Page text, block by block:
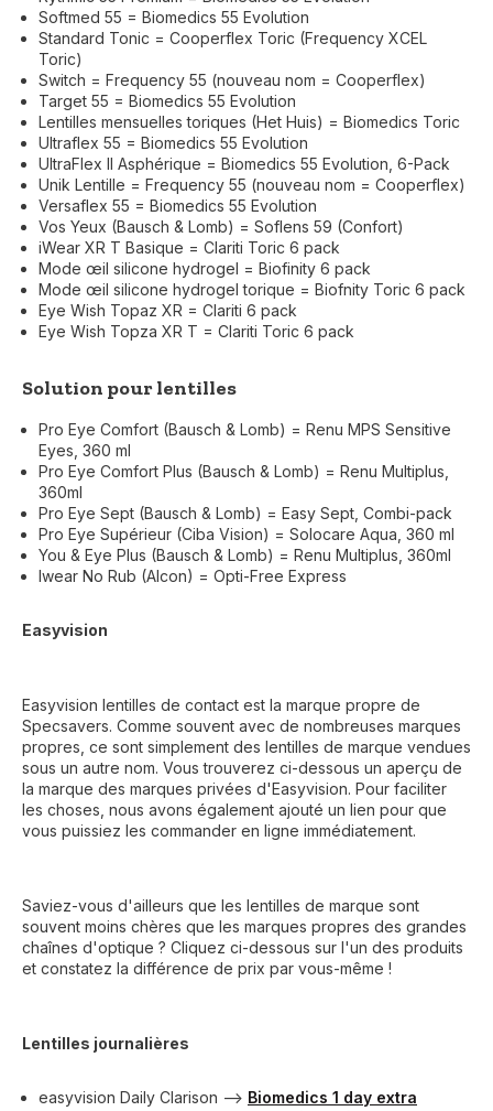
Softmed 55 = Biomedics 55 Evolution
Standard Tonic = Cooperflex Toric (Frequency XCEL
Toric)
Switch = Frequency 55 (nouveau nom = Cooperflex)
Target 55 = Biomedics 55 Evolution
Lentilles mensuelles toriques (Het Huis) = Biomedics Toric
Ultraflex 55 = Biomedics 55 Evolution
UltraFlex II Asphérique = Biomedics 55 Evolution, 6-Pack
Unik Lentille = Frequency 55 (nouveau nom = Cooperflex)
Versaflex 55 = Biomedics 55 Evolution
Vos Yeux (Bausch & Lomb) = Soflens 59 (Confort)
iWear XR T Basique = Clariti Toric 6 pack
Mode œil silicone hydrogel = Biofinity 6 pack
Mode œil silicone hydrogel torique = Biofnity Toric 6 pack
Eye Wish Topaz XR = Clariti 6 pack
Eye Wish Topza XR T = Clariti Toric 6 pack
Solution pour lentilles
Pro Eye Comfort (Bausch & Lomb) = Renu MPS Sensitive
Eyes, 360 ml
Pro Eye Comfort Plus (Bausch & Lomb) = Renu Multiplus,
360ml
Pro Eye Sept (Bausch & Lomb) = Easy Sept, Combi-pack
Pro Eye Supérieur (Ciba Vision) = Solocare Aqua, 360 ml
You & Eye Plus (Bausch & Lomb) = Renu Multiplus, 360ml
Iwear No Rub (Alcon) = Opti-Free Express
Easyvision
Easyvision lentilles de contact est la marque propre de
Specsavers. Comme souvent avec de nombreuses marques
propres, ce sont simplement des lentilles de marque vendues
sous un autre nom. Vous trouverez ci-dessous un aperçu de
la marque des marques privées d'Easyvision. Pour faciliter
les choses, nous avons également ajouté un lien pour que
vous puissiez les commander en ligne immédiatement.
Saviez-vous d'ailleurs que les lentilles de marque sont
souvent moins chères que les marques propres des grandes
chaînes d'optique ? Cliquez ci-dessous sur l'un des produits
et constatez la différence de prix par vous-même !
Lentilles journalières
easyvision Daily Clarison --> Biomedics 1 day extra